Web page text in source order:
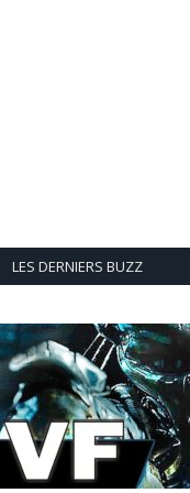
LES DERNIERS BUZZ